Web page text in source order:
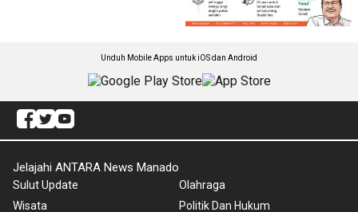
Unduh Mobile Apps untuk iOS dan Android
Jelajahi ANTARA News Manado
Sulut Update
Wisata
Olahraga
Politik Dan Hukum